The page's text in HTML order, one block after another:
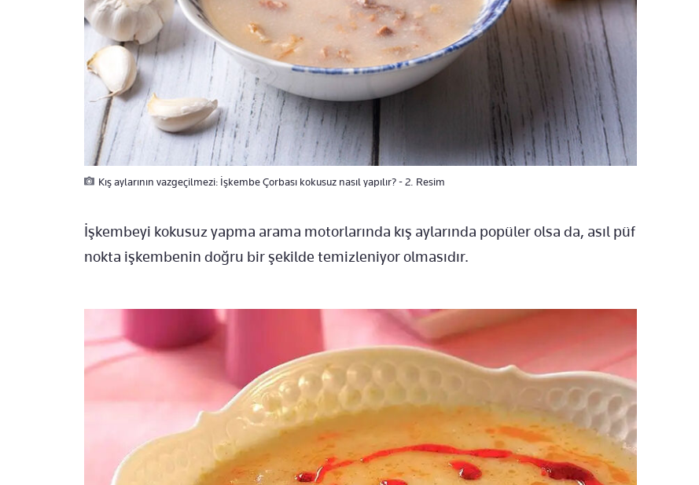
Kış aylarının vazgeçilmezi: İşkembe Çorbası kokusuz nasıl yapılır? - 2. Resim
İşkembeyi kokusuz yapma arama motorlarında kış aylarında popüler olsa da, asıl püf
nokta işkembenin doğru bir şekilde temizleniyor olmasıdır.